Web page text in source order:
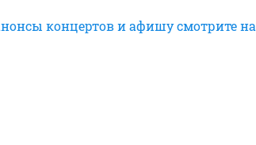
концертов и афишу смотрите на